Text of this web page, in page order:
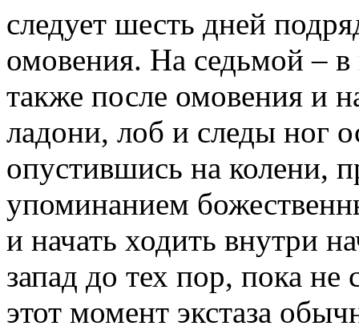
следует шесть дней
омовения. На седьмой –
также после омовения и
ладони, лоб и следы ног
опустившись на колени,
упоминанием
и начать ходить внутри
запад до тех пор, пока не
этот момент экстаза